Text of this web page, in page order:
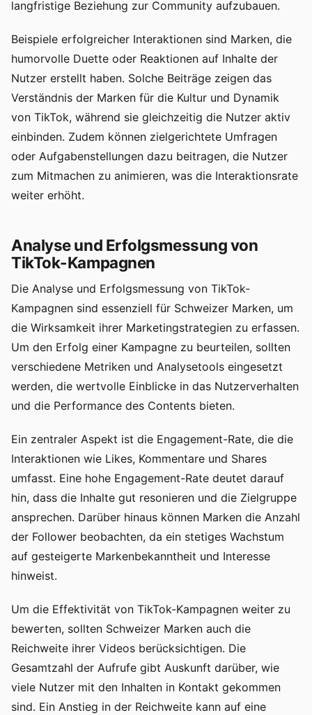
langfristige Beziehung zur Community aufzubauen.
Beispiele erfolgreicher Interaktionen sind Marken, die
humorvolle Duette oder Reaktionen auf Inhalte der
Nutzer erstellt haben. Solche Beiträge zeigen das
Verständnis der Marken für die Kultur und Dynamik
von TikTok, während sie gleichzeitig die Nutzer aktiv
einbinden. Zudem können zielgerichtete Umfragen
oder Aufgabenstellungen dazu beitragen, die Nutzer
zum Mitmachen zu animieren, was die Interaktionsrate
weiter erhöht.
Analyse und Erfolgsmessung von
TikTok-Kampagnen
Die Analyse und Erfolgsmessung von TikTok-
Kampagnen sind essenziell für Schweizer Marken, um
die Wirksamkeit ihrer Marketingstrategien zu erfassen.
Um den Erfolg einer Kampagne zu beurteilen, sollten
verschiedene Metriken und Analysetools eingesetzt
werden, die wertvolle Einblicke in das Nutzerverhalten
und die Performance des Contents bieten.
Ein zentraler Aspekt ist die Engagement-Rate, die die
Interaktionen wie Likes, Kommentare und Shares
umfasst. Eine hohe Engagement-Rate deutet darauf
hin, dass die Inhalte gut resonieren und die Zielgruppe
ansprechen. Darüber hinaus können Marken die Anzahl
der Follower beobachten, da ein stetiges Wachstum
auf gesteigerte Markenbekanntheit und Interesse
hinweist.
Um die Effektivität von TikTok-Kampagnen weiter zu
bewerten, sollten Schweizer Marken auch die
Reichweite ihrer Videos berücksichtigen. Die
Gesamtzahl der Aufrufe gibt Auskunft darüber, wie
viele Nutzer mit den Inhalten in Kontakt gekommen
sind. Ein Anstieg in der Reichweite kann auf eine